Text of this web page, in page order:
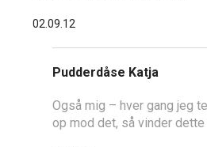
02.09.12
Pudderdåse Katja
Også mig – hver gang jeg
op mod det, så vinder dette